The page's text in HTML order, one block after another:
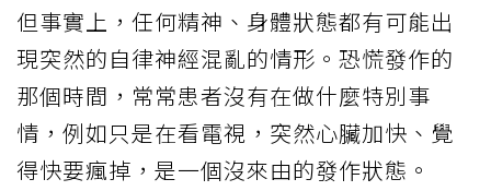
但事實上，任何精神、身體狀態都有可能出
現突然的自律神經混亂的情形。恐慌發作的
那個時間，常常患者沒有在做什麼特別事
情，例如只是在看電視，突然心臟加快、覺
得快要瘋掉，是一個沒來由的發作狀態。